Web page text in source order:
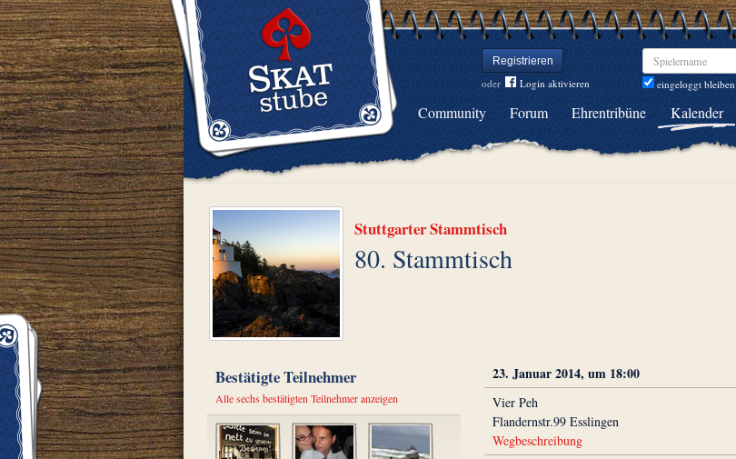
Registrieren
oder Login aktivieren
Spielername
eingeloggt bleiben
Community Forum Ehrentribüne Kalender
Stuttgarter Stammtisch
80. Stammtisch
Bestätigte Teilnehmer
Alle sechs bestätigten Teilnehmer anzeigen
23. Januar 2014, um 18:00
Vier Peh
Flandernstr.99 Esslingen
Wegbeschreibung